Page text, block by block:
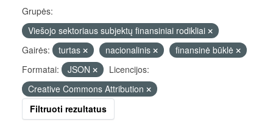
Grupės:
Viešojo sektoriaus subjektų finansiniai rodikliai
Gairės:
turtas nacionalinis
finansinė būklė
Formatai:
JSON
Licencijos:
Creative Commons Attribution
Filtruoti rezultatus